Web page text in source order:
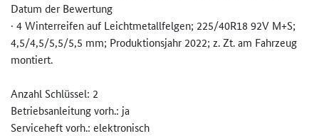
Datum der Bewertung
· 4 Winterreifen auf Leichtmetallfelgen; 225/40R18 92V M+S;
4,5/4,5/5,5/5,5 mm; Produktionsjahr 2022; z. Zt. am Fahrzeug
montiert.
Anzahl Schlüssel: 2
Betriebsanleitung vorh.: ja
Serviceheft vorh.: elektronisch